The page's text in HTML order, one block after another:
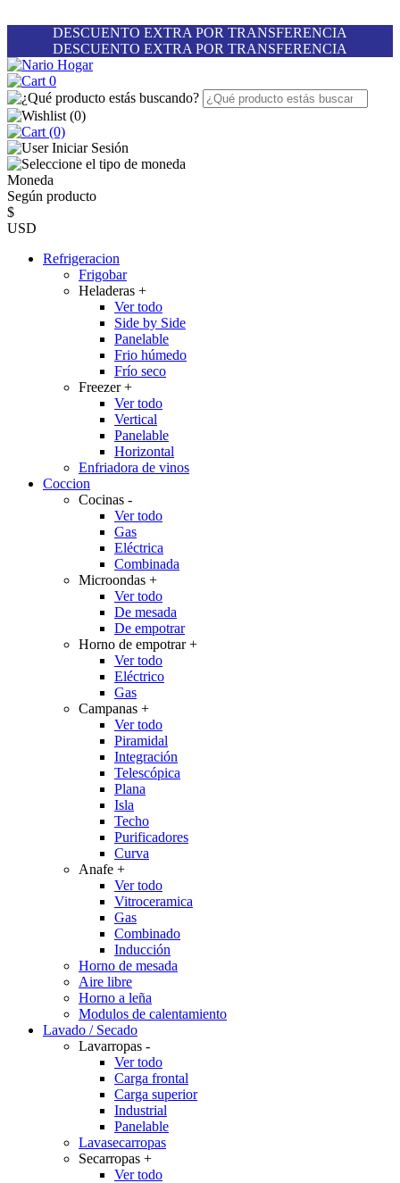
DESCUENTO EXTRA POR TRANSFERENCIA
DESCUENTO EXTRA POR TRANSFERENCIA
0
(0)
(0)
Iniciar Sesión
Moneda
Según producto
$
USD
Refrigeracion
Frigobar
Heladeras +
Ver todo
Side by Side
Panelable
Frio húmedo
Frío seco
Freezer+
Ver todo
Vertical
Panelable
Horizontal
Enfriadora de vinos
Coccion
Cocinas -
Ver todo
Gas
Eléctrica
Combinada
Microondas +
Ver todo
De mesada
De empotrar
Horno de empotrar+
Ver todo
Eléctrico
Gas
Campanas +
Ver todo
Piramidal
Integración
Telescópica
Plana
Isla
Techo
Purificadores
Curva
Anafe +
Ver todo
Vitroceramica
Gas
Combinado
Inducción
Horno de mesada
Aire libre
Horno a leña
Modulos de calentamiento
Lavado / Secado
Lavarropas -
Ver todo
Carga frontal
Carga superior
Industrial
Panelable
Lavasecarropas
Secarropas +
Ver todo